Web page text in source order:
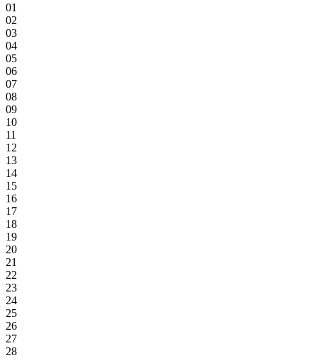
01
02
03
04
05
06
07
08
09
10
11
12
13
14
15
16
17
18
19
20
21
22
23
24
25
26
27
28